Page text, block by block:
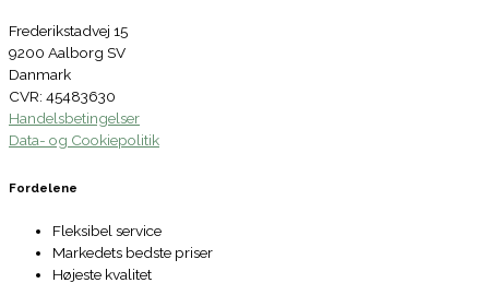
Frederikstadvej 15
9200 Aalborg SV
Danmark
CVR: 45483630
Handelsbetingelser
Data- og Cookiepolitik
Fordelene
Fleksibel service
Markedets bedste priser
Højeste kvalitet